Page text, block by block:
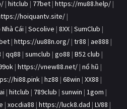
| hitclub | 77bet | https://mu88.help/ |
hoiquantv.site/ |
Cái | Socolive | 8XX | SumClub |
| https://uu88n.org/ | tr88 | ae888 |
| qq88 | sumclub | go88 | B52 club |
| https://vnew88.net/ | nổ hũ |
hi88.pink | hz88 | 68win | XX88 |
| hitclub | 789club | sunwin | 1gom |
| xocdia88 | https://luck8.dad | LV88 |